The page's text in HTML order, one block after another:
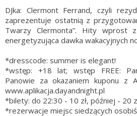
DJka: Clermont Ferrand, czyli
zaprezentuje ostatnią z
Twarzy Clermonta”. Hity wprost
energetyzująca dawka wakacyjnych
*dresscode: summer is elegant!
*wstęp: +18 lat; wstęp FREE:
Panowie za okazaniem kuponu z
www.aplikacja.dayandnight.pl
*bilety: do 22:30 - 10 zł, później - 20
*rezerwacje miejsc siedzących